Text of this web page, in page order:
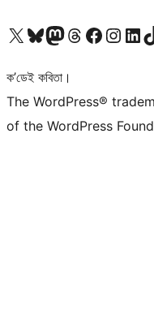
আমাৰ X (আগৰ Twitter) একাউণ্টলৈ যাওকআমাৰ Bluesky একাউণ্টলৈ যাওকআমাৰ Mastodon একাউণ্টলৈ যাওকআমাৰ Threads একাউণ্টলৈ যাওকআমাৰ Facebook পৃষ্ঠালৈ যাওকআমাৰ Instagram একাউণ্টলৈ যাওক
আমাৰ LinkedInআমাৰ
ক’ডেই কবিতা।
The WordPress®
of the WordPress